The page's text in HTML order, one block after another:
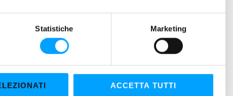
Statistiche Marketing
ACCETTA TUTTI